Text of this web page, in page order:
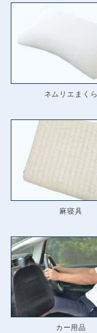
ネムリエまくら
麻寝具
カー用品